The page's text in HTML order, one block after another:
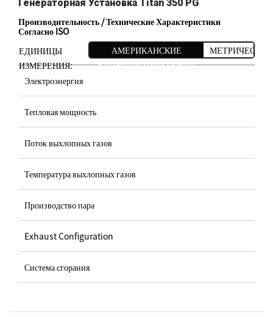
Генераторная Установка Titan 350 PG
Производительность / Технические Характеристики
Согласно ISO
ЕДИНИЦЫ
ИЗМЕРЕНИЯ:
АМЕРИКАНСКИЕ
ЕДИНИЦЫ ИЗМЕРЕНИЯ
МЕТРИЧЕСКИЕ
Электроэнергия
Тепловая мощность
Поток выхлопных газов
Температура выхлопных газов
Производство пара
Exhaust Configuration
Система сгорания